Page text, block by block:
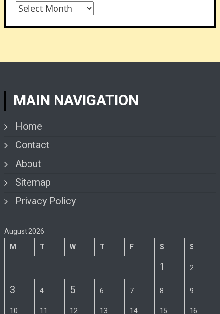
Archives
MAIN NAVIGATION
Home
Contact
About
Sitemap
Privacy Policy
August 2026
M
T W T F S S
1 2
3 4 5 6 7 8
9
10
11 12 13 14 15 16